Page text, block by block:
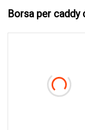
Borsa per caddy